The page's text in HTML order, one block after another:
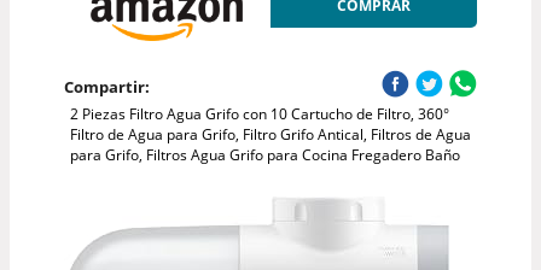
COMPRAR
Compartir:
2 Piezas Filtro Agua Grifo con 10 Cartucho de Filtro, 360°
Filtro de Agua para Grifo, Filtro Grifo Antical, Filtros de Agua
para Grifo, Filtros Agua Grifo para Cocina Fregadero Baño